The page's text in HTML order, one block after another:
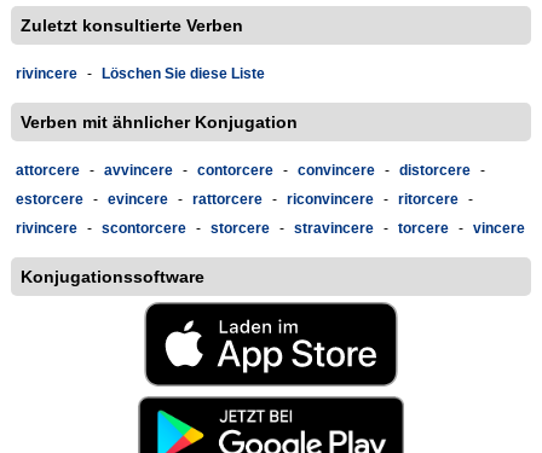
Zuletzt konsultierte Verben
rivincere - Löschen Sie diese Liste
Verben mit ähnlicher Konjugation
attorcere - avvincere - contorcere - convincere - distorcere -
estorcere - evincere - rattorcere - riconvincere - ritorcere -
rivincere - scontorcere - storcere - stravincere - torcere - vincere
Konjugationssoftware